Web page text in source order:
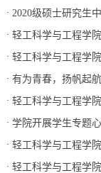
· 2020级硕士研究生
· 轻工科学与工程学
· 轻工科学与工程学
· 有为青春，扬帆起
· 轻工科学与工程学
· 学院开展学生专题
· 轻工科学与工程学
· 轻工科学与工程学